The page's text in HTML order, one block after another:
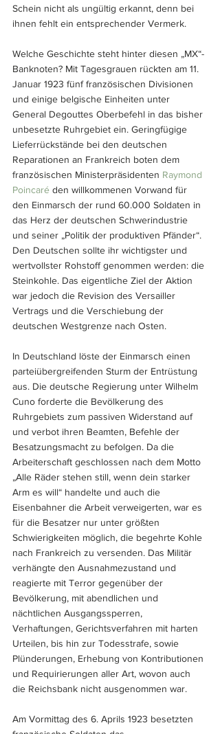
Schein nicht als ungültig erkannt, denn bei
ihnen fehlt ein entsprechender Vermerk.
Welche Geschichte steht hinter diesen „MX“-
Banknoten? Mit Tagesgrauen rückten am 11.
Januar 1923 fünf französischen Divisionen
und einige belgische Einheiten unter
General Degouttes Oberbefehl in das bisher
unbesetzte Ruhrgebiet ein. Geringfügige
Lieferrückstände bei den deutschen
Reparationen an Frankreich boten dem
französischen Ministerpräsidenten Raymond
Poincaré den willkommenen Vorwand für
den Einmarsch der rund 60.000 Soldaten in
das Herz der deutschen Schwerindustrie
und seiner „Politik der produktiven Pfänder“.
Den Deutschen sollte ihr wichtigster und
wertvollster Rohstoff genommen werden: die
Steinkohle. Das eigentliche Ziel der Aktion
war jedoch die Revision des Versailler
Vertrags und die Verschiebung der
deutschen Westgrenze nach Osten.
In Deutschland löste der Einmarsch einen
parteiübergreifenden Sturm der Entrüstung
aus. Die deutsche Regierung unter Wilhelm
Cuno forderte die Bevölkerung des
Ruhrgebiets zum passiven Widerstand auf
und verbot ihren Beamten, Befehle der
Besatzungsmacht zu befolgen. Da die
Arbeiterschaft geschlossen nach dem Motto
„Alle Räder stehen still, wenn dein starker
Arm es will“ handelte und auch die
Eisenbahner die Arbeit verweigerten, war es
für die Besatzer nur unter größten
Schwierigkeiten möglich, die begehrte Kohle
nach Frankreich zu versenden. Das Militär
verhängte den Ausnahmezustand und
reagierte mit Terror gegenüber der
Bevölkerung, mit abendlichen und
nächtlichen Ausgangssperren,
Verhaftungen, Gerichtsverfahren mit harten
Urteilen, bis hin zur Todesstrafe, sowie
Plünderungen, Erhebung von Kontributionen
und Requirierungen aller Art, wovon auch
die Reichsbank nicht ausgenommen war.
Am Vormittag des 6. Aprils 1923 besetzten